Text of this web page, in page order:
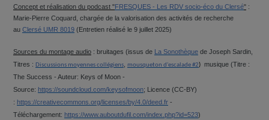
Concept et réalisation du podcast "FRESQUES - Les RDV socio-éco du Clersé" :
Marie-Pierre Coquard, chargée de la valorisation des activités de recherche
au Clersé UMR 8019 (Entretien réalisé le 9 juillet 2025)
Sources du montage audio : bruitages (issus de La Sonothèque de Joseph Sardin,
Titres : Discussions moyennes collégiens mousqueton d'escalade #2) musique (Titre :
The Success - Auteur: Keys of Moon -
Source: https://soundcloud.com/keysofmoon; Licence (CC-BY)
: https://creativecommons.org/licenses/by/4.0/deed.fr -
Téléchargement: https://www.auboutdufil.com/index.php?id=523)